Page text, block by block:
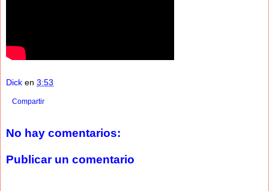
Dick en 3:53
Compartir
No hay comentarios:
Publicar un comentario